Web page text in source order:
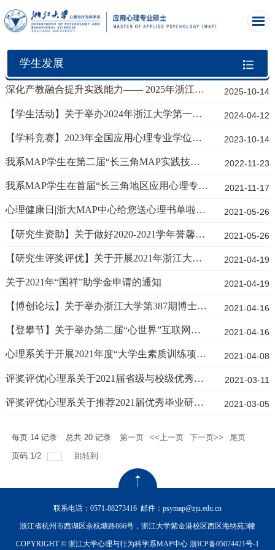
学生发展
深化产教融合提升实践能力—— 2025年浙江大学心理与行为科学系应用心理专业学位研究生... 2025-10-14
【学生活动】关于举办2024年浙江大学第一期心理促进训练营的通知 2024-04-12
【学科竞赛】2023年全国应用心理专业学位研究生实践技能大赛通知 （第一轮） 2023-10-14
我系MAP学生在第二届“长三角MAP实践技能大赛”中喜获佳绩 2022-11-23
我系MAP学生在首届“长三角地区应用心理专业学位实践技能大赛”中喜获佳绩 2021-11-17
心理健康日|浙大MAP中心给您送心理书单啦，要好好爱自己吆 2021-05-26
【研究生资助】关于做好2020-2021学年誉馨助学金（第二批）推荐评定工作的通知 2021-05-26
【研究生评奖评优】关于开展2021年浙江大学毕业研究生奖学金评选的通知 2021-04-19
关于2021年“国祥”助学金申请的通知 2021-04-19
【博创论坛】关于举办浙江大学第387期博士生创新论坛暨 “心技元”成长计划的通知 2021-04-16
【登攀节】关于举办第二届“心世界”互联网创新设计大赛暨产品经理训练营的通知 2021-04-16
心理系关于开展2021年度“大学生素质训练项目（SQTP）”工作的通知 2021-04-08
评奖评优|心理系关于2021届省级与校级优秀毕业研究生推荐名单的公示 2021-03-11
评奖评优|心理系关于推荐2021届优秀毕业研究生的通知 2021-03-05
每页 14记录 总共 20记录 第一页 <<上一页 下一页>>
尾页
页码 1/2 跳转到
联系电话：0571-88273416 邮件：psymap@zju.edu.cn
浙江省杭州市西湖区余杭塘路866号，浙江大学紫金港校区西区海纳苑3幢
COPYRIGHT © 浙江大学心理与行为科学系MAP中心 浙ICP备05074421号-1